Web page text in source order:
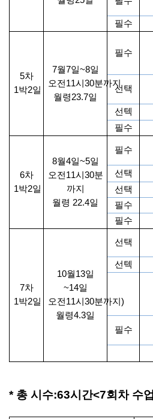
필수
5차
1박2일
7월7일~8일
오전 11시 30분까지
월령23.7일
필수
선택
선텍
필수
6차
1박2일
8월4일~5일
오전 11시 30분
까지
월령 22.4일
필수
선택
선택
필수
필수
7차
1박2일
10월13일
~14일
오전 11시 30분까지 )
월령4.3일
선택
선텍
필수
* 총 시수:63시간<7회차 수업